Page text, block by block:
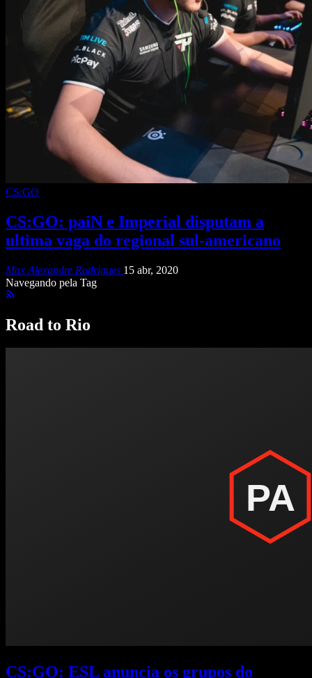
CS:GO
CS:GO: paiN e Imperial disputam a
ultima vaga do regional sul-americano
Max Alexandre Rodrigues 15 abr, 2020
Navegando pela Tag
Road to Rio
CS:GO: ESL anuncia os grupos do